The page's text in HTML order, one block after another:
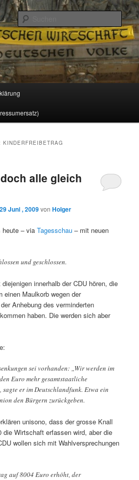
Gesellschaft
KINDERFREIBETRAG
alle gleich
Juni , 2009vonHolger
heute – viaTagesschau – mit neuen
und geschlossen.
innerhalb der CDU hören, die
einen Maulkorb wegen der
Anhebung des verminderten
haben. Die werden sich aber
sei vorhanden: „Wir werden im
Euro mehr gesamtstaatliche
sagte er im Deutschlandfunk. Etwa ein
den Bürgern zurückgeben.
unisono, dass der grosse Knall
die Wirtschaft erfassen wird, aber die
wollen sich mit Wahlversprechungen
auf 8004 Euro erhöht, der